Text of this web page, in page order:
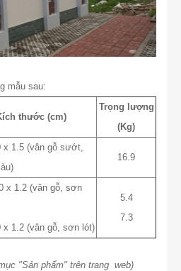
mẫu sau:
thước (cm)
Trọng lượng
(Kg)
x 1.5 (vân gỗ sướt,
16.9
x 1.2 (vân gỗ, sơn
x 1.2 (vân gỗ, sơn lót)
5.4
7.3
"Sản phẩm" trên trang web)